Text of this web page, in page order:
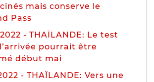
mais conserve le
Pass
- THAÏLANDE: Le test
l’arrivée pourrait être
début mai
- THAÏLANDE: Vers une